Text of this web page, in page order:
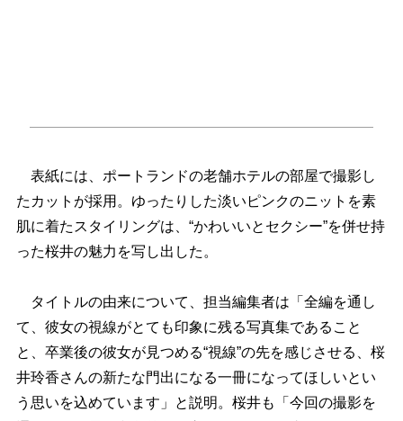
表紙には、ポートランドの老舗ホテルの部屋で撮影し
たカットが採用。ゆったりした淡いピンクのニットを素
肌に着たスタイリングは、“かわいいとセクシー”を併せ持
った桜井の魅力を写し出した。
タイトルの由来について、担当編集者は「全編を通し
て、彼女の視線がとても印象に残る写真集であること
と、卒業後の彼女が見つめる“視線”の先を感じさせる、桜
井玲香さんの新たな門出になる一冊になってほしいとい
う思いを込めています」と説明。桜井も「今回の撮影を